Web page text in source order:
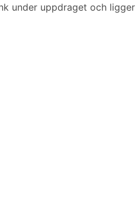
under uppdraget och